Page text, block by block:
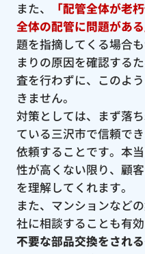
また、
「配管全体が老
全体の配管に問題がある
題を指摘してくる場合
まりの原因を確認する
査を行わずに、このよ
きません。
対策としては、まず落
ている三沢市で信頼で
依頼することです。本
性が高くない限り、顧
を理解してくれます。
また、マンションなど
社に相談することも有効
不要な部品交換をされ